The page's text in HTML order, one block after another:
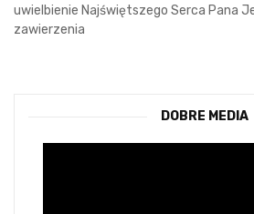
uwielbienie Najświętszego Serca Pana
zawierzenia
DOBRE MEDIA